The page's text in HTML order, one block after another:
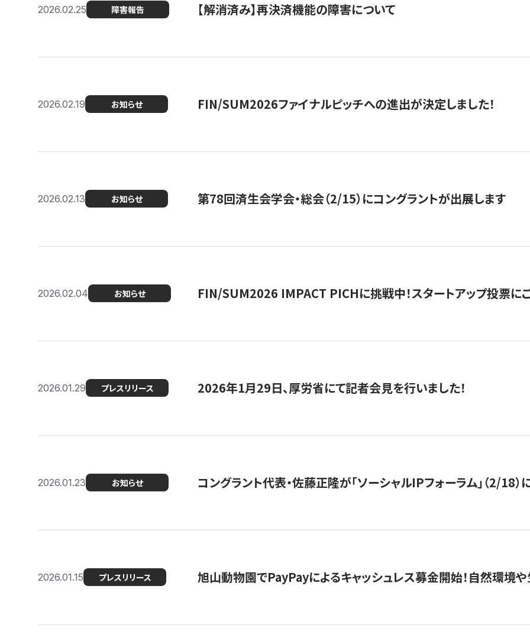
2026.02.25 障害報告 【解消済み】再決済機能の障害について
2026.02.19 お知らせ FIN/SUM2026ファイナルピッチへの進出が決定しました！
2026.02.13 お知らせ 第78回済生会学会・総会（2/15）にコングラントが出展します
2026.02.04 お知らせ FIN/SUM2026 IMPACT PICHに挑戦中！スタートアップ投票に
2026.01.29 プレスリリース 2026年1月29日、厚労省にて記者会見を行いました！
2026.01.23 お知らせ コングラント代表・佐藤正隆が「ソーシャルIPフォーラム」（2/18）
2026.01.15 プレスリリース 旭山動物園でPayPayによるキャッシュレス募金開始！自然環境